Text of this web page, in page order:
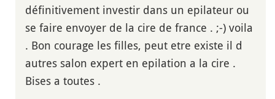
définitivement investir dans un epilateur ou
se faire envoyer de la cire de france . ;-) voila
. Bon courage les filles, peut etre existe il d
autres salon expert en epilation a la cire .
Bises a toutes .